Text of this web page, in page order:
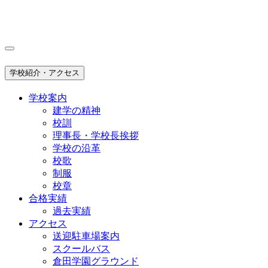
学校紹介・アクセス
学校案内
建学の精神
校訓
理事長・学校長挨拶
学校の沿革
校歌
制服
校章
合格実績
過去実績
アクセス
送迎駐車場案内
スクールバス
倉田学園グラウンド